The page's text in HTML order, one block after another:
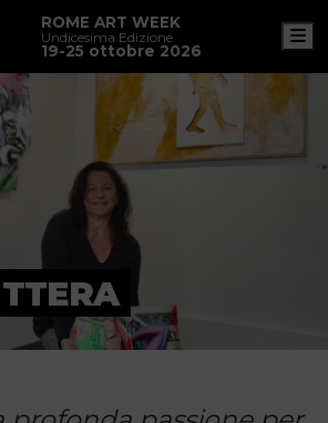
ROME ART WEEK
Undicesima Edizione
19-25 ottobre 2026